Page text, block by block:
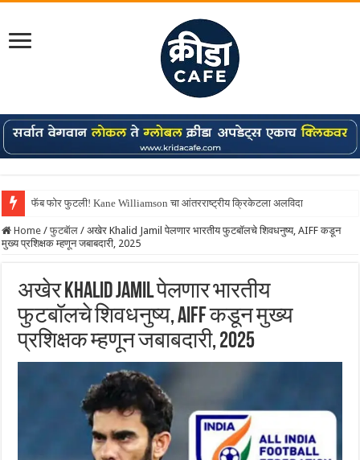
फॅब फोर फुटली! Kane Williamson चा आंतरराष्ट्रीय क्रिकेटला अलविदा
Home / फुटबॅाल / अखेर Khalid Jamil पेलणार भारतीय फुटबॉलचे शिवधनुष्य, AIFF कडून
मुख्य प्रशिक्षक म्हणून जबाबदारी, 2025
अखेर Khalid Jamil पेलणार भारतीय
फुटबॉलचे शिवधनुष्य, AIFF कडून मुख्य
प्रशिक्षक म्हणून जबाबदारी, 2025